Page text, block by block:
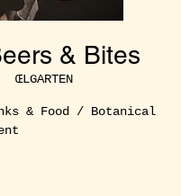
& Bites
ŒLGARTEN
& Food / Botanical